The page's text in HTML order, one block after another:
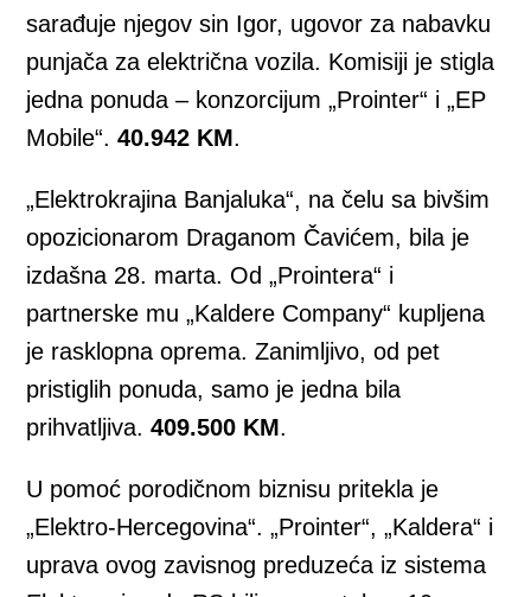
sarađuje njegov sin Igor, ugovor za nabavku
punjača za električna vozila. Komisiji je stigla
jedna ponuda – konzorcijum „Prointer“ i „EP
Mobile“.40.942 KM.
„Elektrokrajina Banjaluka“, na čelu sa bivšim
opozicionarom Draganom Čavićem, bila je
izdašna 28. marta. Od „Prointera“ i
partnerske mu „Kaldere Company“ kupljena
je rasklopna oprema. Zanimljivo, od pet
pristiglih ponuda, samo je jedna bila
prihvatljiva.409.500 KM.
U pomoć porodičnom biznisu pritekla je
„Elektro-Hercegovina“. „Prointer“, „Kaldera“ i
uprava ovog zavisnog preduzeća iz sistema